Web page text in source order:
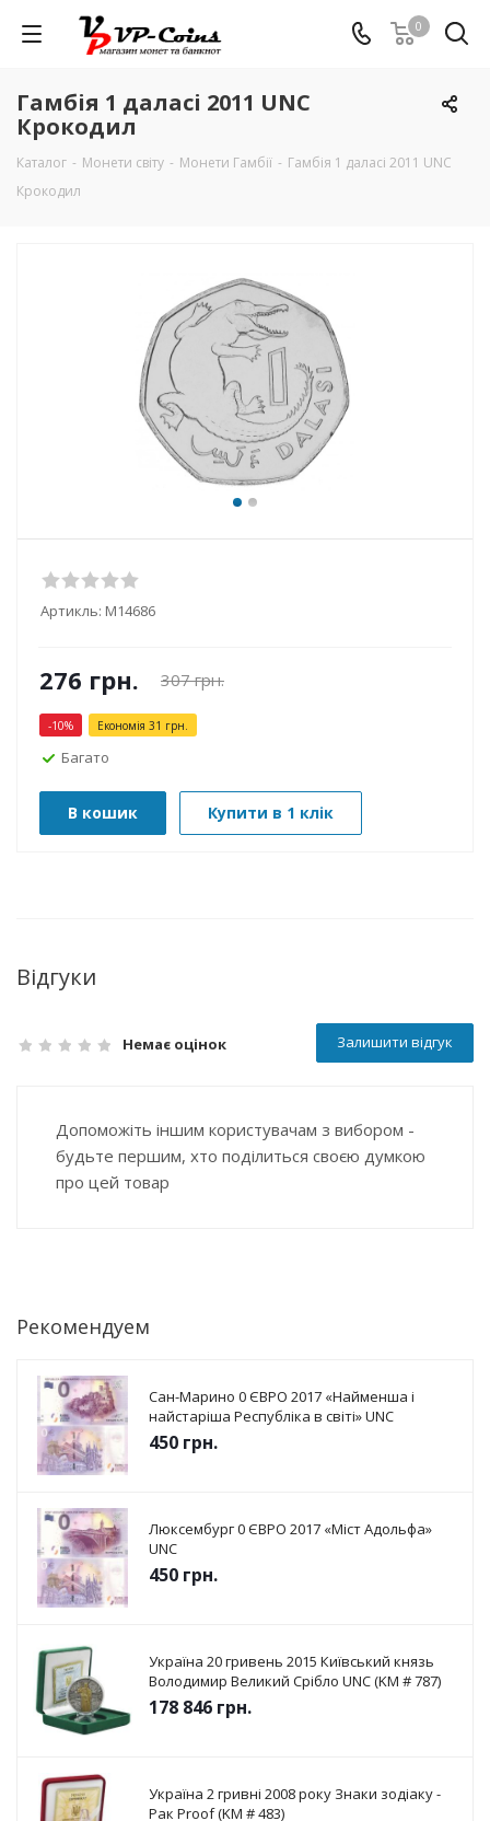
0
Гамбія 1 даласі 2011 UNC
Крокодил
Каталог - Монети світу - Монети Гамбії - Гамбія 1 даласі 2011 UNC
Крокодил
Артикль: М14686
276 грн. 307грн.
-10% Економія 31 грн.
Багато
В кошик Купити в 1 клік
Відгуки
Немає оцінок Залишити відгук
Допоможіть іншим користувачам з вибором -
будьте першим, хто поділиться своєю думкою
про цей товар
Рекомендуем
Сан-Марино 0 ЄВРО 2017 «Найменша і
найстаріша Республіка в світі» UNC
450 грн.
Люксембург 0 ЄВРО 2017 «Міст Адольфа»
UNC
450 грн.
Україна 20 гривень 2015 Київський князь
Володимир Великий Срібло UNC (KM # 787)
178 846 грн.
Україна 2 гривні 2008 року Знаки зодіаку -
Рак Proof (KM # 483)